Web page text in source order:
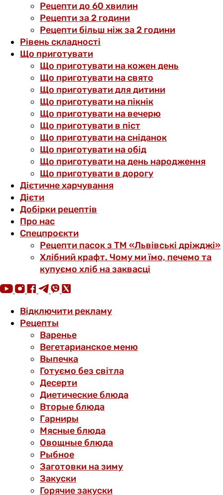
Рецепти до 60 хвилин
Рецепти за 2 години
Рецепти більш ніж за 2 години
Рівень складності
Що приготувати
Що приготувати на кожен день
Що приготувати на свято
Що приготувати для дитини
Що приготувати на пікнік
Що приготувати на вечерю
Що приготувати в піст
Що приготувати на сніданок
Що приготувати на обід
Що приготувати на день народження
Що приготувати в дорогу
Дієтичне харчування
Дієти
Добірки рецептів
Про нас
Спецпроєкти
Рецепти пасок з ТМ «Львівські дріжджі»
Хлібний крафт. Чому ми їмо, печемо та
купуємо хліб на заквасці
Відключити рекламу
Рецепты
Варенье
Вегетарианское меню
Выпечка
Готуємо без світла
Десерти
Диетические блюда
Вторые блюда
Гарниры
Мясные блюда
Овощные блюда
Рыбное
Заготовки на зиму
Закуски
Горячие закуски